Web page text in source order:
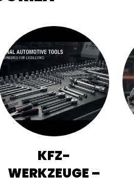
KFZ-
WERKZEUGE –